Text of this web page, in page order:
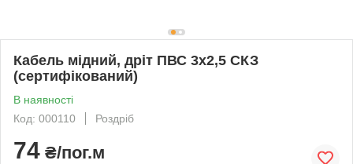
Кабель мідний, дріт ПВС 3х2,5 СКЗ
(сертифікований)
В наявності
Код: 000110
Роздріб
74 ₴/пог.м